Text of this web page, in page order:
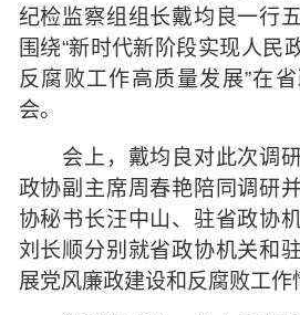
纪检监察组组长戴均良一行
围绕“新时代新阶段实现人民
反腐败工作高质量发展”在
会。
会上，戴均良对此次调研
政协副主席周春艳陪同调研
协秘书长汪中山、驻省政协
刘长顺分别就省政协机关和
展党风廉政建设和反腐败工作